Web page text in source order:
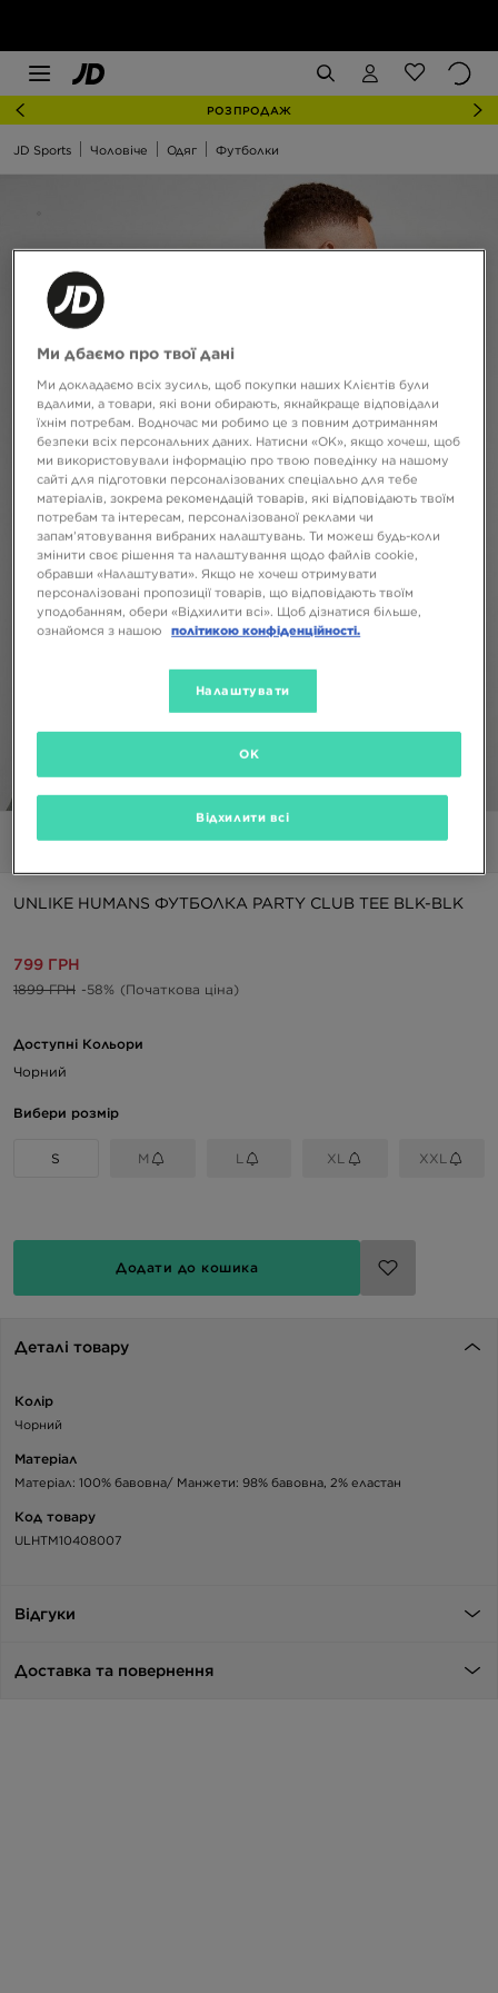
РОЗПРОДАЖ
JD Sports Чоловіче Одяг Футболки
Фото Відео
UNLIKE HUMANS ФУТБОЛКА PARTY CLUB TEE BLK-BLK
799 ГРН
1899 ГРН -58% (Початкова ціна)
Доступні Кольори
Чорний
Вибери розмір
S M L XL XXL
Додати до кошика
Деталі товару
Колір
Чорний
Матеріал
Матеріал: 100% бавовна/ Манжети: 98% бавовна, 2% еластан
Код товару
ULHTM10408007
Відгуки
Доставка та повернення
Ми дбаємо про твої дані
Ми докладаємо всіх зусиль, щоб покупки наших Клієнтів були
вдалими, а товари, які вони обирають, якнайкраще відповідали
їхнім потребам. Водночас ми робимо це з повним дотриманням
безпеки всіх персональних даних. Натисни «OK», якщо хочеш, щоб
ми використовували інформацію про твою поведінку на нашому
сайті для підготовки персоналізованих спеціально для тебе
матеріалів, зокрема рекомендацій товарів, які відповідають твоїм
потребам та інтересам, персоналізованої реклами чи
запам’ятовування вибраних налаштувань. Ти можеш будь-коли
змінити своє рішення та налаштування щодо файлів cookie,
обравши «Налаштувати». Якщо не хочеш отримувати
персоналізовані пропозиції товарів, що відповідають твоїм
уподобанням, обери «Відхилити всі». Щоб дізнатися більше,
ознайомся з нашою
політикою конфіденційності.
Налаштувати
Відхилити всі
OK